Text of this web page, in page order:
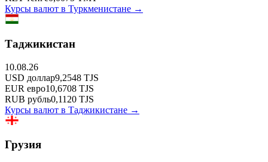
Курсы валют в Туркменистане →
Таджикистан
10.08.26
USD доллар9,2548 TJS
EUR евро10,6708 TJS
RUB рубль0,1120 TJS
Курсы валют в Таджикистане →
Грузия